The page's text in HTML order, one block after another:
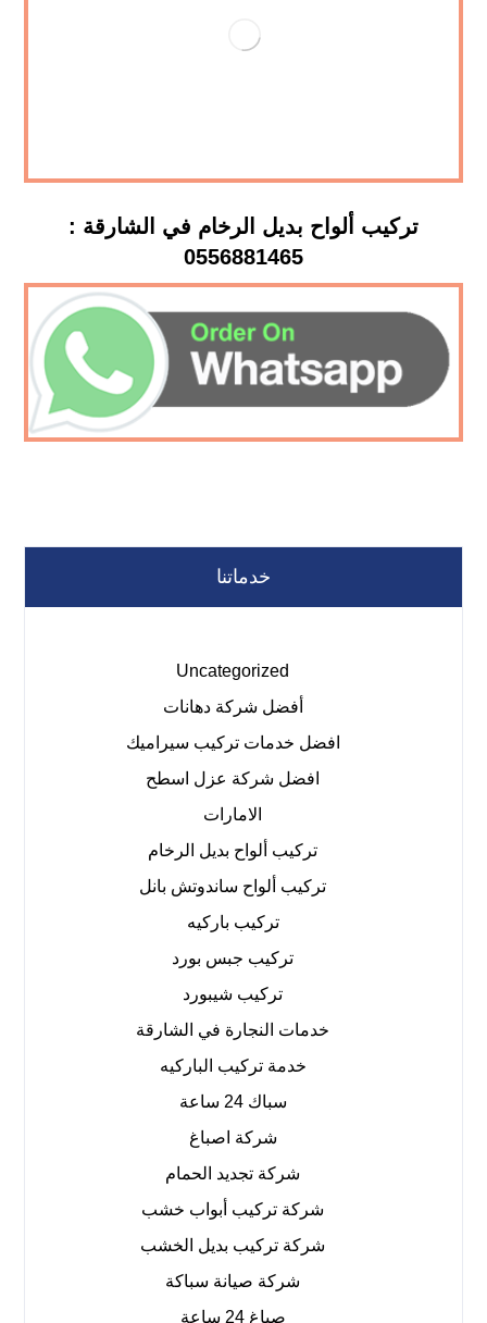
تركيب ألواح بديل الرخام في الشارقة :
0556881465
خدماتنا
Uncategorized
أفضل شركة دهانات
افضل خدمات تركيب سيراميك
افضل شركة عزل اسطح
الامارات
تركيب ألواح بديل الرخام
تركيب ألواح ساندوتش بانل
تركيب باركيه
تركيب جبس بورد
تركيب شيبورد
خدمات النجارة في الشارقة
خدمة تركيب الباركيه
سباك 24 ساعة
شركة اصباغ
شركة تجديد الحمام
شركة تركيب أبواب خشب
شركة تركيب بديل الخشب
شركة صيانة سباكة
صباغ 24 ساعة